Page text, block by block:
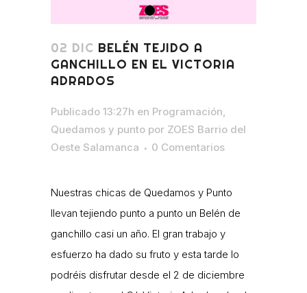
02 DIC BELÉN TEJIDO A
GANCHILLO EN EL VICTORIA
ADRADOS
Publicado 13:27h en Programación,
Quedamos y punto por ZOES Barrio del
Oeste Salamanca
0 Comentarios
Nuestras chicas de Quedamos y Punto
llevan tejiendo punto a punto un Belén de
ganchillo casi un año. El gran trabajo y
esfuerzo ha dado su fruto y esta tarde lo
podréis disfrutar desde el 2 de diciembre